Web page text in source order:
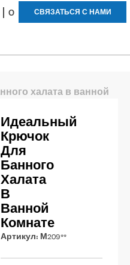
О СВЯЗАТЬСЯ С НАМИ
Идеальный
Крючок
Для
Банного
Халата
В
Ванной
Комнате
Артикул: М209**